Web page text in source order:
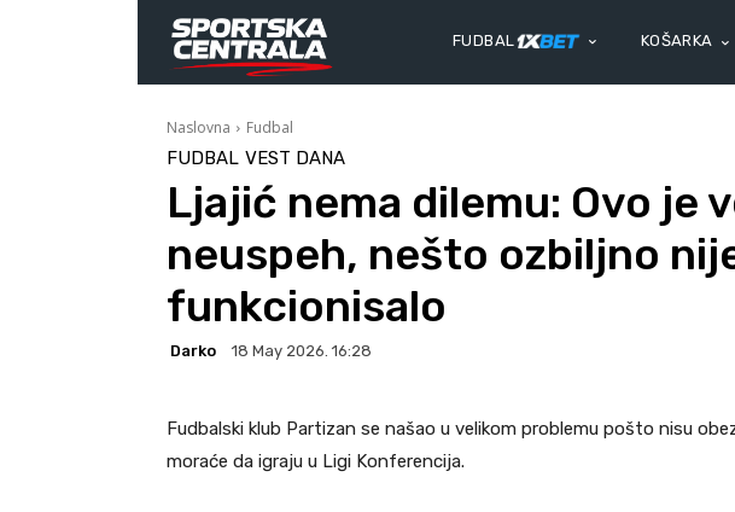
FUDBAL KOŠARKA
Naslovna Fudbal
FUDBAL VEST DANA
Ljajić nema dilemu: Ovo je
neuspeh, nešto ozbiljno
funkcionisalo
Darko 18 May 2026. 16:28
Fudbalski klub Partizan se našao u velikom problemu pošto nisu
moraće da igraju u Ligi Konferencija.